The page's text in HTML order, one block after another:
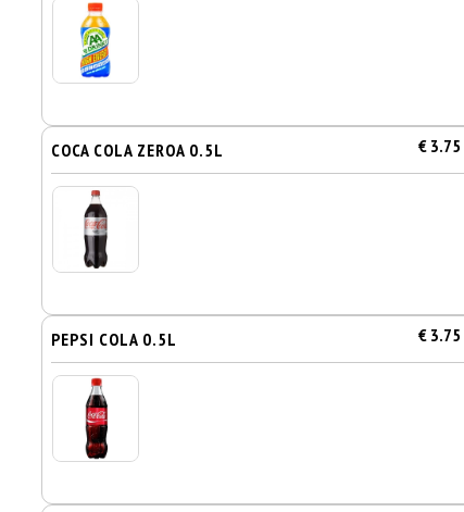
COCA COLA ZEROA 0.5L € 3.75
PEPSI COLA 0.5L € 3.75